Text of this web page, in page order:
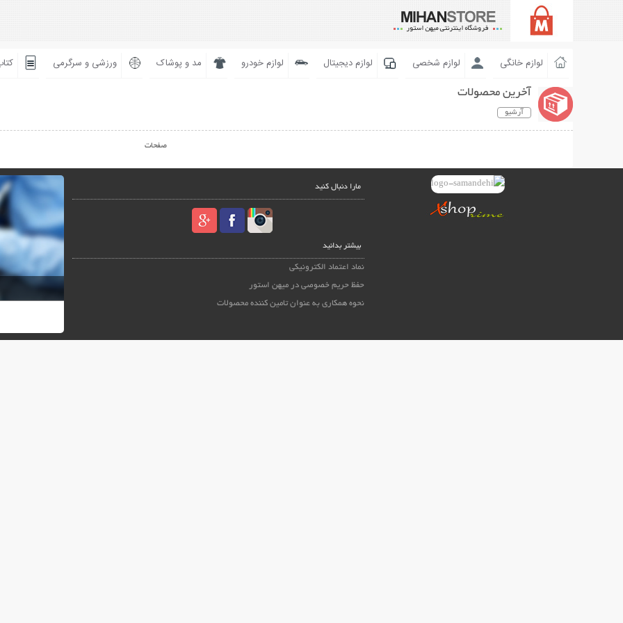
لوازم خانگی لوازم شخصی لوازم دیجیتال لوازم خودرو مد و پوشاک ورزشی و سرگرمی
آخرین محصولات
آرشیو
صفحات
مارا دنبال کنید
بیشتر بدانید
نماد اعتماد الکترونیکی
حفظ حریم خصوصی در میهن استور
نحوه همکاری به عنوان تامین کننده محصولات